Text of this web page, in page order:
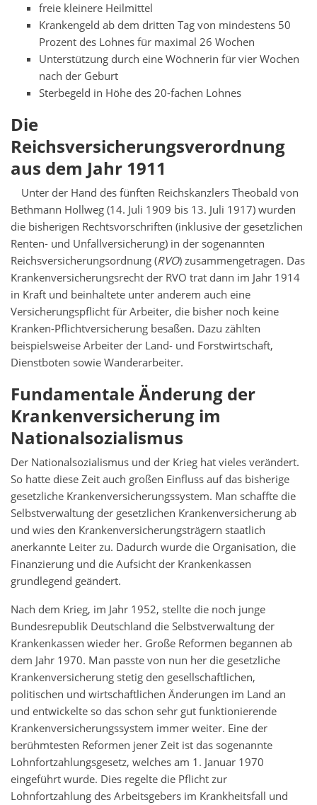
freie kleinere Heilmittel
Krankengeld ab dem dritten Tag von mindestens 50
Prozent des Lohnes für maximal 26 Wochen
Unterstützung durch eine Wöchnerin für vier Wochen
nach der Geburt
Sterbegeld in Höhe des 20-fachen Lohnes
Die
Reichsversicherungsverordnung
aus dem Jahr 1911
Unter der Hand des fünften Reichskanzlers Theobald von
Bethmann Hollweg (14. Juli 1909 bis 13. Juli 1917) wurden
die bisherigen Rechtsvorschriften (inklusive der gesetzlichen
Renten- und Unfallversicherung) in der sogenannten
Reichsversicherungsordnung (RVO) zusammengetragen. Das
Krankenversicherungsrecht der RVO trat dann im Jahr 1914
in Kraft und beinhaltete unter anderem auch eine
Versicherungspflicht für Arbeiter, die bisher noch keine
Kranken-Pflichtversicherung besaßen. Dazu zählten
beispielsweise Arbeiter der Land- und Forstwirtschaft,
Dienstboten sowie Wanderarbeiter.
Fundamentale Änderung der
Krankenversicherung im
Nationalsozialismus
Der Nationalsozialismus und der Krieg hat vieles verändert.
So hatte diese Zeit auch großen Einfluss auf das bisherige
gesetzliche Krankenversicherungssystem. Man schaffte die
Selbstverwaltung der gesetzlichen Krankenversicherung ab
und wies den Krankenversicherungsträgern staatlich
anerkannte Leiter zu. Dadurch wurde die Organisation, die
Finanzierung und die Aufsicht der Krankenkassen
grundlegend geändert.
Nach dem Krieg, im Jahr 1952, stellte die noch junge
Bundesrepublik Deutschland die Selbstverwaltung der
Krankenkassen wieder her. Große Reformen begannen ab
dem Jahr 1970. Man passte von nun her die gesetzliche
Krankenversicherung stetig den gesellschaftlichen,
politischen und wirtschaftlichen Änderungen im Land an
und entwickelte so das schon sehr gut funktionierende
Krankenversicherungssystem immer weiter. Eine der
berühmtesten Reformen jener Zeit ist das sogenannte
Lohnfortzahlungsgesetz, welches am 1. Januar 1970
eingeführt wurde. Dies regelte die Pflicht zur
Lohnfortzahlung des Arbeitsgebers im Krankheitsfall und